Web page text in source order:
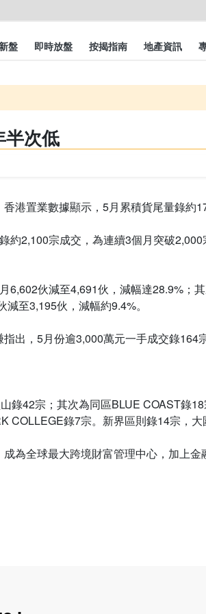
新盤 即時放盤 按揭指南 地產資訊
半次低
港置業數據顯示，5月累積貨尾量錄約
約2,100宗成交，為連續3個月突破
6,602伙減至4,691伙，減幅達28.9%；
至3,195伙，減幅約9.4%。
出，5月份逾3,000萬元一手成交錄164
錄42宗；其次為同區BLUE COAST錄
錄7宗。新界區則錄14宗，大
為全球最大跨境財富管理中心，加上